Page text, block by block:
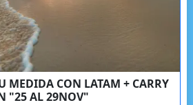
MEDIDA CON LATAM + CARRY
"25 AL 29NOV"